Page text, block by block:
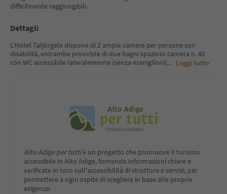
difficilmente raggiungibili.
Dettagli
L'Hotel Taljörgele dispone di 2 ampie camere per persone con
disabilità, entrambe provviste di due bagni spaziosi: camera n. 40
con WC accessibile lateralemente (senza maniglioni)... Leggi tutto
Alto Adige per tuttiè un progetto che promuove il turismo
accessibile in Alto Adige, fornendo informazioni chiare e
verificate in loco sull'accessibilità di strutture e servizi, per
permettere a ogni ospite di scegliere in base alle proprie
esigenze.